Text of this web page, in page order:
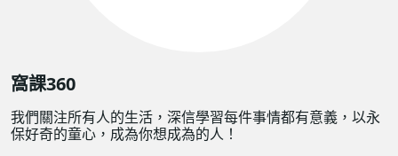
窩課360
我們關注所有人的生活，深信學習每件事情都有意義，以永
保好奇的童心，成為你想成為的人！